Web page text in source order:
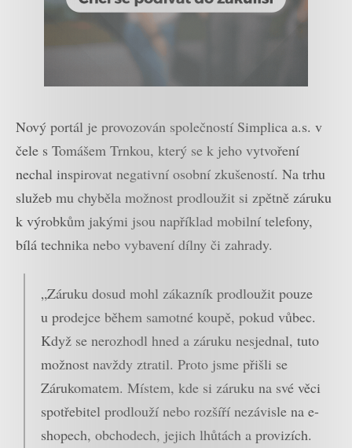
Nový portál je provozován společností Simplica a.s. v
čele s Tomášem Trnkou, který se k jeho vytvoření
nechal inspirovat negativní osobní zkušeností. Na trhu
služeb mu chyběla možnost prodloužit si zpětně záruku
k výrobkům jakými jsou například mobilní telefony,
bílá technika nebo vybavení dílny či zahrady.
„Záruku dosud mohl zákazník prodloužit pouze
u prodejce během samotné koupě, pokud vůbec.
Když se nerozhodl hned a záruku nesjednal, tuto
možnost navždy ztratil. Proto jsme přišli se
Zárukomatem. Místem, kde si záruku na své věci
spotřebitel prodlouží nebo rozšíří nezávisle na e-
shopech, obchodech, jejich lhůtách a provizích.